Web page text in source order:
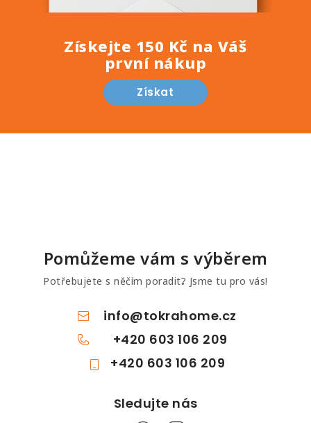
Získejte 150 Kč na Váš
první nákup
Získat
Pomůžeme vám s výběrem
Potřebujete s něčím poradit? Jsme tu pro vás!
info@tokrahome.cz
+420 603 106 209
+420 603 106 209